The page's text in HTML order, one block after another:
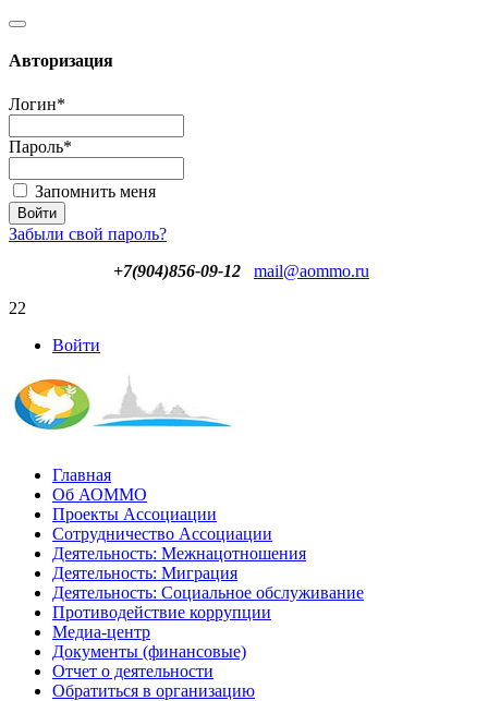
Авторизация
Логин*
Пароль*
Запомнить меня
Забыли свой пароль?
+7(904)856-09-12
mail@aommo.ru
22
Войти
Главная
Об АОММО
Проекты Ассоциации
Сотрудничество Ассоциации
Деятельность: Межнацотношения
Деятельность: Миграция
Деятельность: Социальное обслуживание
Противодействие коррупции
Медиа-центр
Документы (финансовые)
Отчет о деятельности
Обратиться в организацию